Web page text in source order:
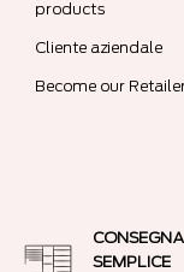
products
Cliente aziendale
Become our
CONSEGNA
SEMPLICE